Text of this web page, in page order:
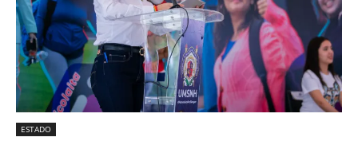
ESTADO